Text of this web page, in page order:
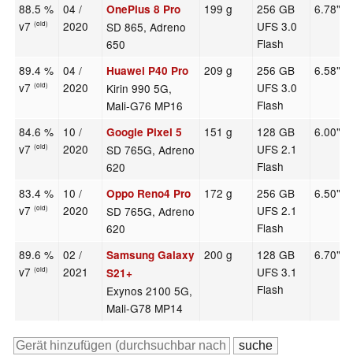
88.5 %
v7(old)
04 /
2020
OnePlus 8 Pro
SD 865, Adreno
650
199 g
256 GB
UFS 3.0
Flash
6.78"
89.4 %
v7(old)
04 /
2020
Huawei P40 Pro
Kirin 990 5G,
Mali-G76 MP16
209 g
256 GB
UFS 3.0
Flash
6.58"
84.6 %
v7(old)
10 /
2020
Google Pixel 5
SD 765G, Adreno
620
151 g
128 GB
UFS 2.1
Flash
6.00"
83.4 %
v7(old)
10 /
2020
Oppo Reno4 Pro
SD 765G, Adreno
620
172 g
256 GB
UFS 2.1
Flash
6.50"
89.6 %
v7(old)
02 /
2021
Samsung Galaxy
S21+
Exynos 2100 5G,
Mali-G78 MP14
200 g
128 GB
UFS 3.1
Flash
6.70"